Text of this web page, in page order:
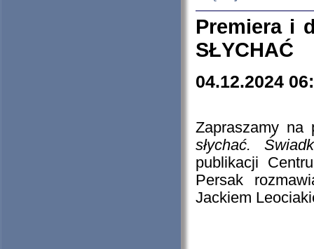
Premiera i
SŁYCHAĆ
04.12.2024
Zapraszamy
słychać.
publikacji
Persak
Jackiem